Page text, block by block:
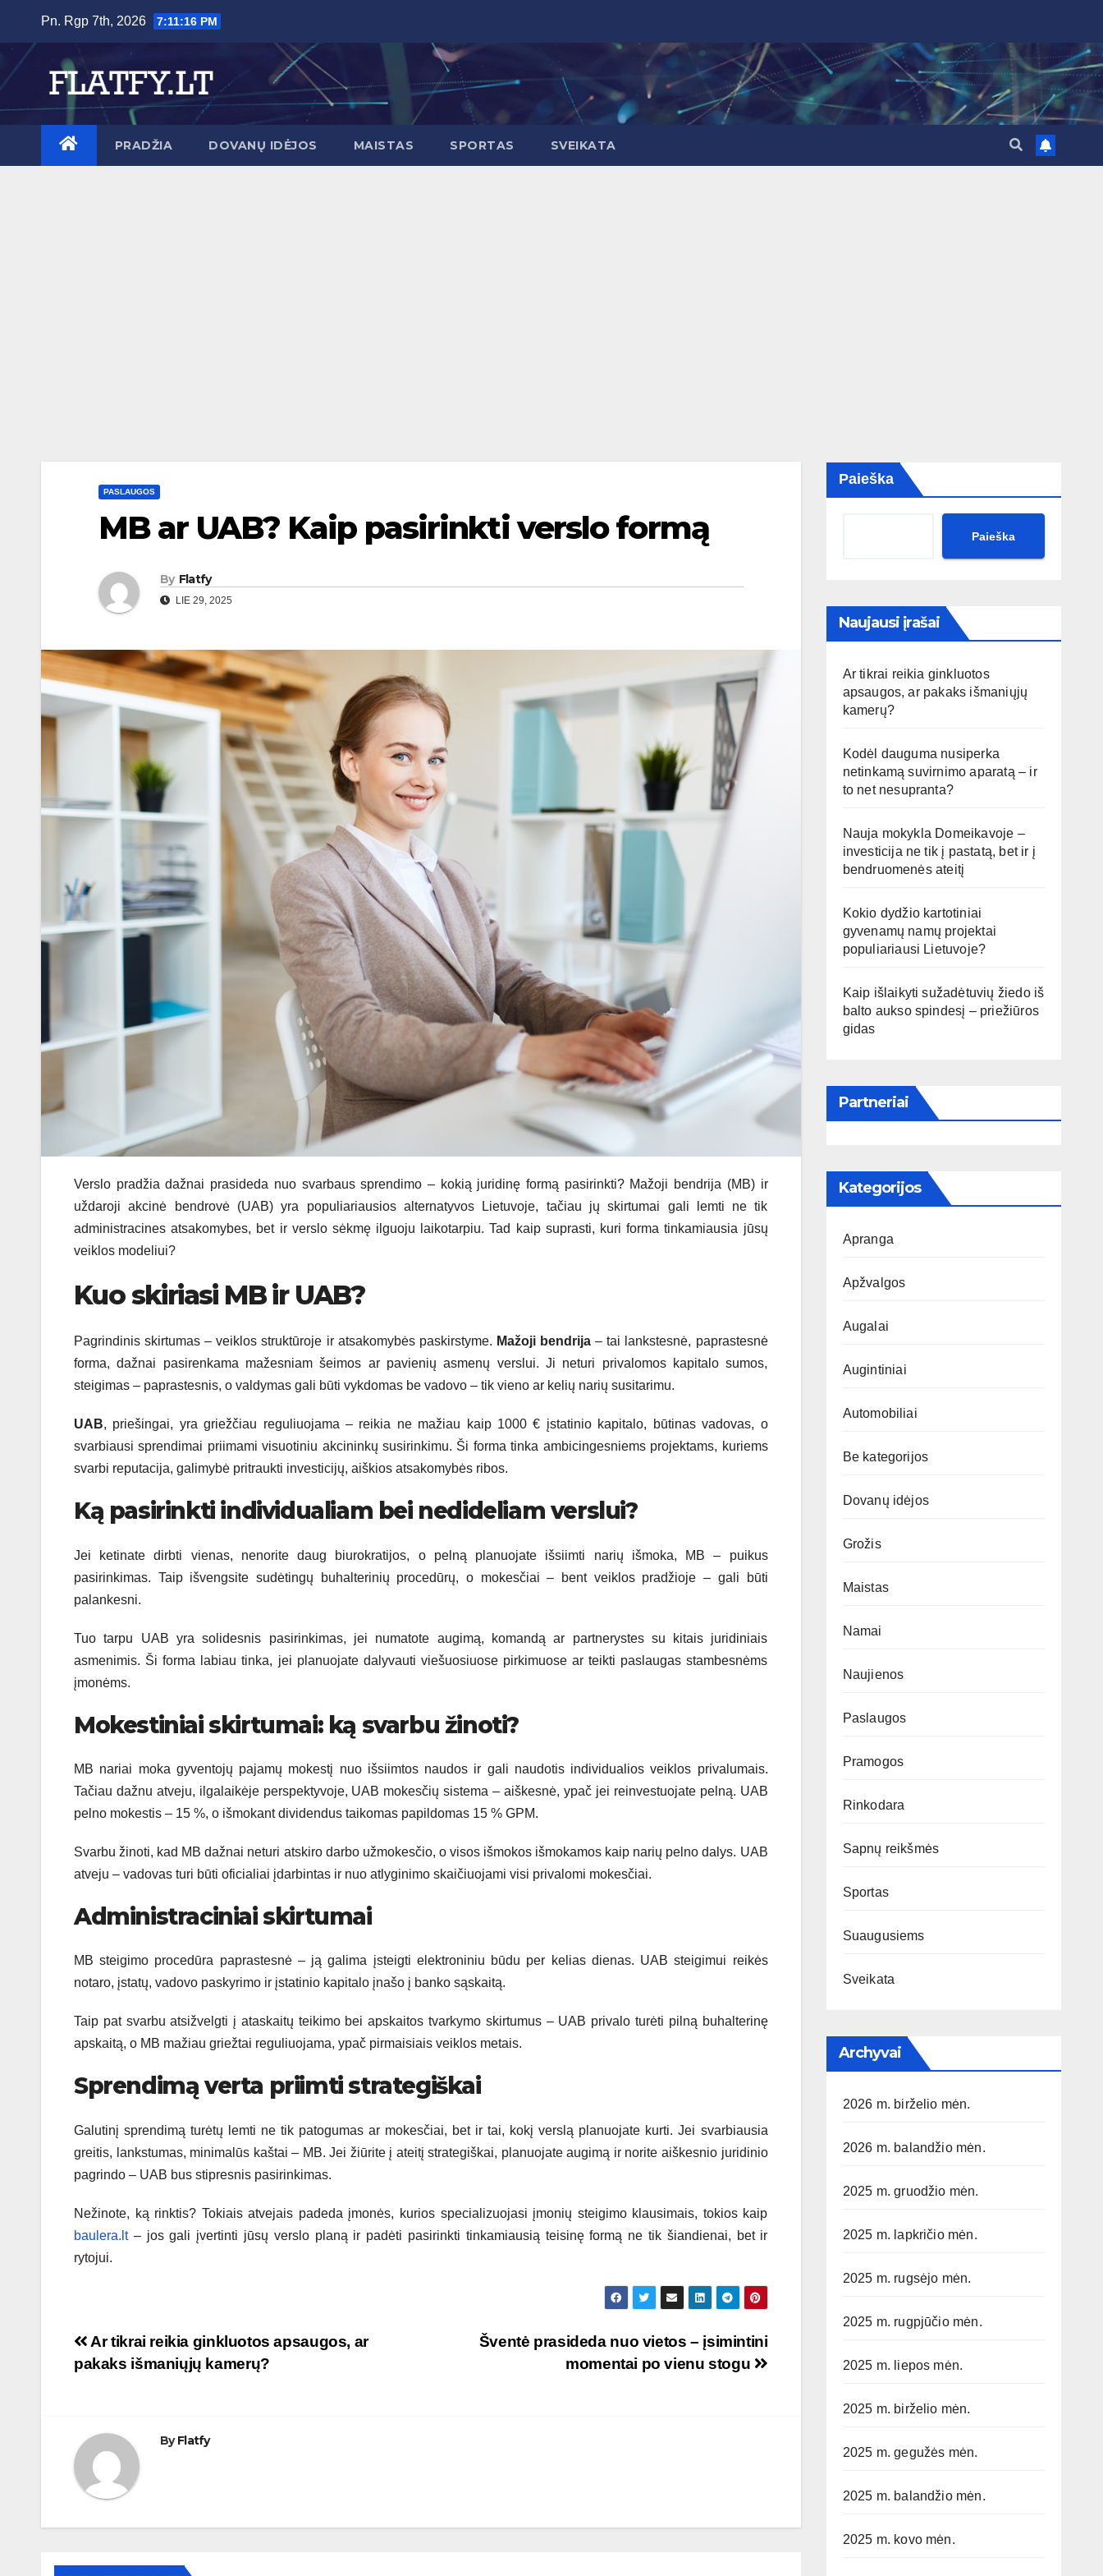
content
Pn. Rgp 7th, 2026 7:11:17 PM
PRADŽIA DOVANŲ IDĖJOS MAISTAS SPORTAS SVEIKATA
PASLAUGOS
MB ar UAB? Kaip pasirinkti verslo formą
By Flatfy
LIE 29, 2025
Verslo pradžia dažnai prasideda nuo svarbaus sprendimo – kokią juridinę formą pasirinkti? Mažoji bendrija (MB) ir
uždaroji akcinė bendrovė (UAB) yra populiariausios alternatyvos Lietuvoje, tačiau jų skirtumai gali lemti ne tik
administracines atsakomybes, bet ir verslo sėkmę ilguoju laikotarpiu. Tad kaip suprasti, kuri forma tinkamiausia jūsų
veiklos modeliui?
Kuo skiriasi MB ir UAB?
Pagrindinis skirtumas – veiklos struktūroje ir atsakomybės paskirstyme. Mažoji bendrija – tai lankstesnė, paprastesnė
forma, dažnai pasirenkama mažesniam šeimos ar pavienių asmenų verslui. Ji neturi privalomos kapitalo sumos,
steigimas – paprastesnis, o valdymas gali būti vykdomas be vadovo – tik vieno ar kelių narių susitarimu.
UAB, priešingai, yra griežčiau reguliuojama – reikia ne mažiau kaip 1000 € įstatinio kapitalo, būtinas vadovas, o
svarbiausi sprendimai priimami visuotiniu akcininkų susirinkimu. Ši forma tinka ambicingesniems projektams, kuriems
svarbi reputacija, galimybė pritraukti investicijų, aiškios atsakomybės ribos.
Ką pasirinkti individualiam bei nedideliam verslui?
Jei ketinate dirbti vienas, nenorite daug biurokratijos, o pelną planuojate išsiimti narių išmoka, MB – puikus
pasirinkimas. Taip išvengsite sudėtingų buhalterinių procedūrų, o mokesčiai – bent veiklos pradžioje – gali būti
palankesni.
Tuo tarpu UAB yra solidesnis pasirinkimas, jei numatote augimą, komandą ar partnerystes su kitais juridiniais
asmenimis. Ši forma labiau tinka, jei planuojate dalyvauti viešuosiuose pirkimuose ar teikti paslaugas stambesnėms
įmonėms.
Mokestiniai skirtumai: ką svarbu žinoti?
MB nariai moka gyventojų pajamų mokestį nuo išsiimtos naudos ir gali naudotis individualios veiklos privalumais.
Tačiau dažnu atveju, ilgalaikėje perspektyvoje, UAB mokesčių sistema – aiškesnė, ypač jei reinvestuojate pelną. UAB
pelno mokestis – 15 %, o išmokant dividendus taikomas papildomas 15 % GPM.
Svarbu žinoti, kad MB dažnai neturi atskiro darbo užmokesčio, o visos išmokos išmokamos kaip narių pelno dalys. UAB
atveju – vadovas turi būti oficialiai įdarbintas ir nuo atlyginimo skaičiuojami visi privalomi mokesčiai.
Administraciniai skirtumai
MB steigimo procedūra paprastesnė – ją galima įsteigti elektroniniu būdu per kelias dienas. UAB steigimui reikės
notaro, įstatų, vadovo paskyrimo ir įstatinio kapitalo įnašo į banko sąskaitą.
Taip pat svarbu atsižvelgti į ataskaitų teikimo bei apskaitos tvarkymo skirtumus – UAB privalo turėti pilną buhalterinę
apskaitą, o MB mažiau griežtai reguliuojama, ypač pirmaisiais veiklos metais.
Sprendimą verta priimti strategiškai
Galutinį sprendimą turėtų lemti ne tik patogumas ar mokesčiai, bet ir tai, kokį verslą planuojate kurti. Jei svarbiausia
greitis, lankstumas, minimalūs kaštai – MB. Jei žiūrite į ateitį strategiškai, planuojate augimą ir norite aiškesnio juridinio
pagrindo – UAB bus stipresnis pasirinkimas.
Nežinote, ką rinktis? Tokiais atvejais padeda įmonės, kurios specializuojasi įmonių steigimo klausimais, tokios kaip
baulera.lt– jos gali įvertinti jūsų verslo planą ir padėti pasirinkti tinkamiausią teisinę formą ne tik šiandienai, bet ir
rytojui.
Navigacija
tarp
Šventė prasideda nuo vietos – įsimintini
momentai po vienu stogu
Ar tikrai reikia ginkluotos apsaugos, ar
pakaks išmaniųjų kamerų?
ByFlatfy
Paieška
Paieška
Naujausi įrašai
Ar tikrai reikia ginkluotos
apsaugos, ar pakaks išmaniųjų
kamerų?
Kodėl dauguma nusiperka
netinkamą suvirnimo aparatą – ir
to net nesupranta?
Nauja mokykla Domeikavoje –
investicija ne tik į pastatą, bet ir į
bendruomenės ateitį
Kokio dydžio kartotiniai
gyvenamų namų projektai
populiariausi Lietuvoje?
Kaip išlaikyti sužadėtuvių žiedo iš
balto aukso spindesį – priežiūros
gidas
Partneriai
Kategorijos
Apranga
Apžvalgos
Augalai
Augintiniai
Automobiliai
Be kategorijos
Dovanų idėjos
Grožis
Maistas
Namai
Naujienos
Paslaugos
Pramogos
Rinkodara
Sapnų reikšmės
Sportas
Suaugusiems
Sveikata
Archyvai
2026 m. birželio mėn.
2026 m. balandžio mėn.
2025 m. gruodžio mėn.
2025 m. lapkričio mėn.
2025 m. rugsėjo mėn.
2025 m. rugpjūčio mėn.
2025 m. liepos mėn.
2025 m. birželio mėn.
2025 m. gegužės mėn.
2025 m. balandžio mėn.
2025 m. kovo mėn.